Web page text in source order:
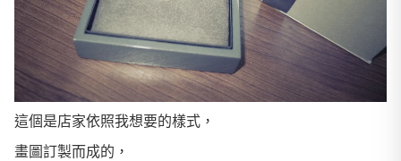
這個是店家依照我想要的樣式，
畫圖訂製而成的，